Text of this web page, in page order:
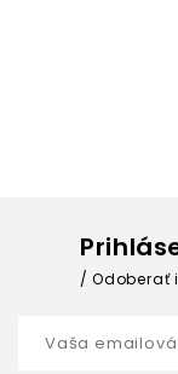
Odoberať